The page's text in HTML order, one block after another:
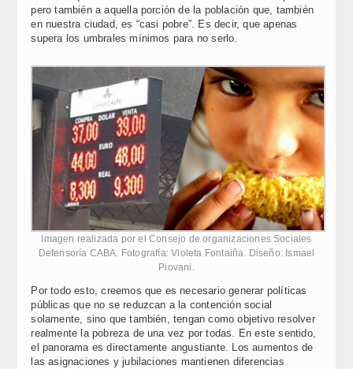
pero también a aquella porción de la población que, también
en nuestra ciudad, es “casi pobre”. Es decir, que apenas
supera los umbrales mínimos para no serlo.
Imagen realizada por el Consejo de organizaciones Sociales
Defensoría CABA. Fotografía: Violeta Fontaiña. Diseño: Ismael
Piovani.
Por todo esto, creemos que es necesario generar políticas
públicas que no se reduzcan a la contención social
solamente, sino que también, tengan como objetivo resolver
realmente la pobreza de una vez por todas. En este sentido,
el panorama es directamente angustiante. Los aumentos de
las asignaciones y jubilaciones mantienen diferencias